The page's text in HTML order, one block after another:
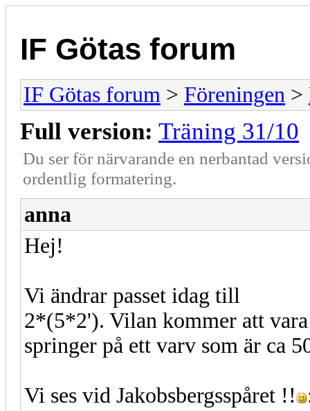
IF Götas forum
IF Götas forum > Föreningen >
Full version: Träning 31/10
Du ser för närvarande en nerbantad
ordentlig formatering.
anna
Hej!
Vi ändrar passet idag till
2*(5*2'). Vilan kommer att
springer på ett varv som är ca
Vi ses vid Jakobsbergsspåret !!